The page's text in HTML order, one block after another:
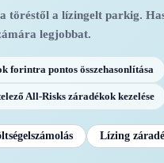
töréstől a lízingelt parkig.
legjobbat.
forintra pontos összehasonlítása
All-Risks záradékok kezelése
Lízing